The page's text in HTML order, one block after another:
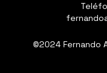
©2024 Fernando